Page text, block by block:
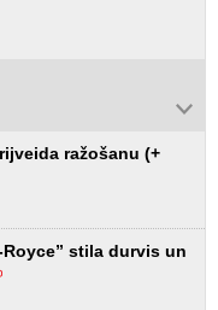
ražošanu (+
stila durvis un